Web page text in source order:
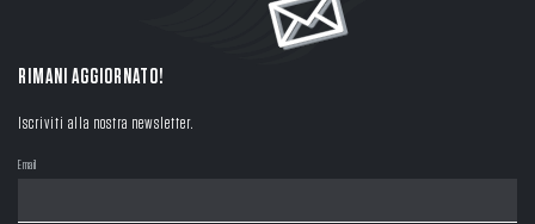
RIMANI AGGIORNATO!
Iscriviti alla nostra newsletter.
Email